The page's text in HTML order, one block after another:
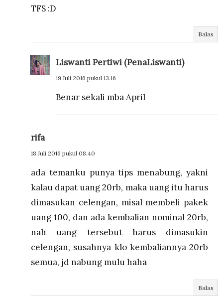
TFS :D
Balas
Liswanti Pertiwi (PenaLiswanti)
19 Juli 2016 pukul 13.16
Benar sekali mba April
rifa
18 Juli 2016 pukul 08.40
ada temanku punya tips menabung, yakni
kalau dapat uang 20rb, maka uang itu harus
dimasukan celengan, misal membeli pakek
uang 100, dan ada kembalian nominal 20rb,
nah uang tersebut harus dimasukin
celengan, susahnya klo kembaliannya 20rb
semua, jd nabung mulu haha
Balas